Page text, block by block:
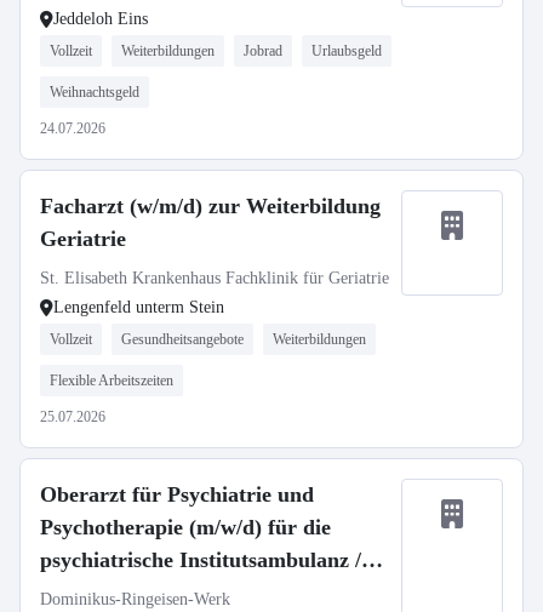
Jeddeloh Eins
Vollzeit Weiterbildungen Jobrad Urlaubsgeld
Weihnachtsgeld
24.07.2026
Facharzt (w/m/d) zur Weiterbildung
Geriatrie
St. Elisabeth Krankenhaus Fachklinik für Geriatrie
Lengenfeld unterm Stein
Vollzeit Gesundheitsangebote Weiterbildungen
Flexible Arbeitszeiten
25.07.2026
Oberarzt für Psychiatrie und
Psychotherapie (m/w/d) für die
psychiatrische Institutsambulanz /
Fachabteilung Psychiatrie unseres
Dominikus-Ringeisen-Werk